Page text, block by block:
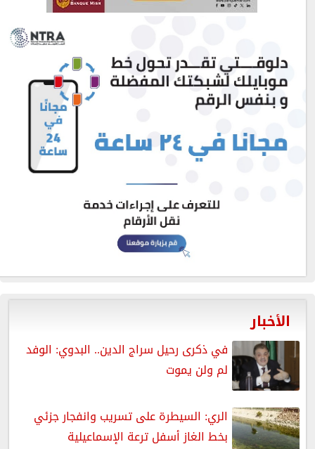
الأخبار
في ذكرى رحيل سراج الدين.. البدوي: الوفد
لم ولن يموت
الري: السيطرة على تسريب وانفجار جزئي
بخط الغاز أسفل ترعة الإسماعيلية